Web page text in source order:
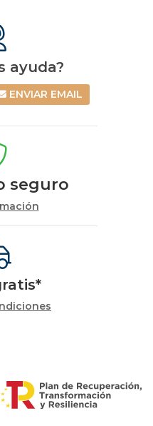
ayuda?
ENVIAR EMAIL
seguro